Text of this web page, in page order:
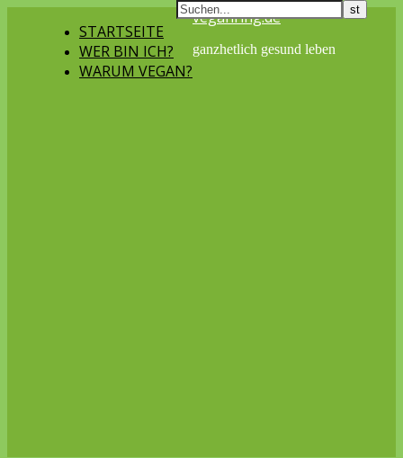
STARTSEITE
WER BIN ICH?
WARUM VEGAN?
veganring.de
ganzhetlich gesund leben